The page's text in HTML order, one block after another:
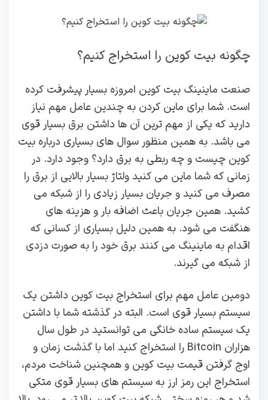
چگونه بیت کوین را استخراج کنیم؟
صنعت ماینینگ بیت کوین امروزه بسیار پیشرفت کرده
است. شما برای ماین کردن به چندین عامل مهم نیاز
دارید که یکی از مهم ترین آن ها داشتن برق بسیار قوی
می باشد. به همین منظور سوال های بسیاری درباره بیت
کوین چیست و چه ربطی به برق دارد؟ وجود دارد. در
زمانی که شما ماین می‌ کنید ولتاژ بسیار بالایی از برق را
مصرف می کنید و جریان بسیار زیادی را از شبکه می
کشید. همین جریان باعث اضافه بار و هزینه های
هنگفت می شود. به همین دلیل بسیاری از کسانی که
اقدام به ماینینگ می کنند برق خود را به صورت دزدی
از شبکه می گیرند.
دومین عامل مهم برای استخراج بیت کوین داشتن یک
سیستم بسیار قوی است. البته در گذشته شما با داشتن
یک سیستم ساده خانگی می توانستید در طول سال
هزاران Bitcoin را استخراج کنید اما با گذشت زمان و
اوج گرفتن قیمت بیت کوین و همچنین شناخت مردم،
استخراج این رمز ارز به سیستم های بسیار قوی متکی